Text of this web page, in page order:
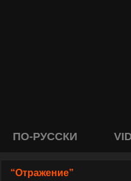
ПО-РУССКИ
“Отражение”